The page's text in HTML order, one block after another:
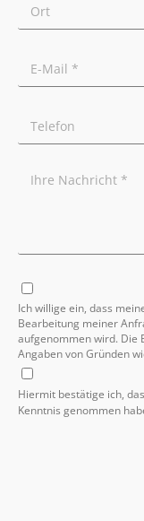
Ich willige ein, dass
Bearbeitung meiner
aufgenommen wird. Die
Angaben von Gründen
Hiermit bestätige ich,
Kenntnis genommen